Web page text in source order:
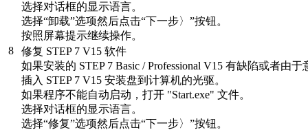
选择对话框的显示语言。
选择“卸载”选项然后点击“下一步〉”按钮。
按照屏幕提示继续操作。
8
修复 STEP 7 V15 软件
如果安装的 STEP 7 Basic / Professional V15 有缺陷或者由
插入 STEP 7 V15 安装盘到计算机的光驱。
如果程序不能自动启动，打开 "Start.exe" 文件。
选择对话框的显示语言。
选择“修复”选项然后点击“下一步〉”按钮。